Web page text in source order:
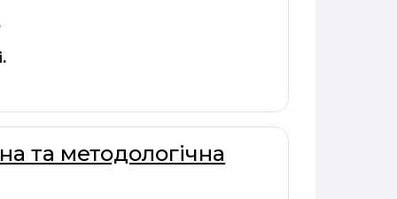
та методологічна